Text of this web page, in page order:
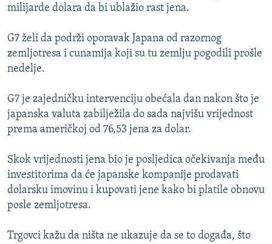
SPECIJALI RSE
VIŠE OD NASLOVA
GENOCID U SREBRENICI
TV LIBERTY
POST SCRIPTUM
TRI DECENIJE OD RATA U BIH
SVE KARTE DEJTONA
NASTANAK I RASPAD JUGOSLAVIJE
PRATITE NAS
Sve RFE/RL stranice
milijarde dolara da bi ublažio rast jena.
G7 želi da podrži oporavak Japana od razornog
zemljotresa i cunamija koji su tu zemlju pogodili prošle
nedelje.
G7 je zajedničku intervenciju obećala dan nakon što je
japanska valuta zabilježila do sada najvišu vrijednost
prema američkoj od 76,53 jena za dolar.
Skok vrijednosti jena bio je posljedica očekivanja među
investitorima da će japanske kompanije prodavati
dolarsku imovinu i kupovati jene kako bi platile obnovu
posle zemljotresa.
Trgovci kažu da ništa ne ukazuje da se to događa, što